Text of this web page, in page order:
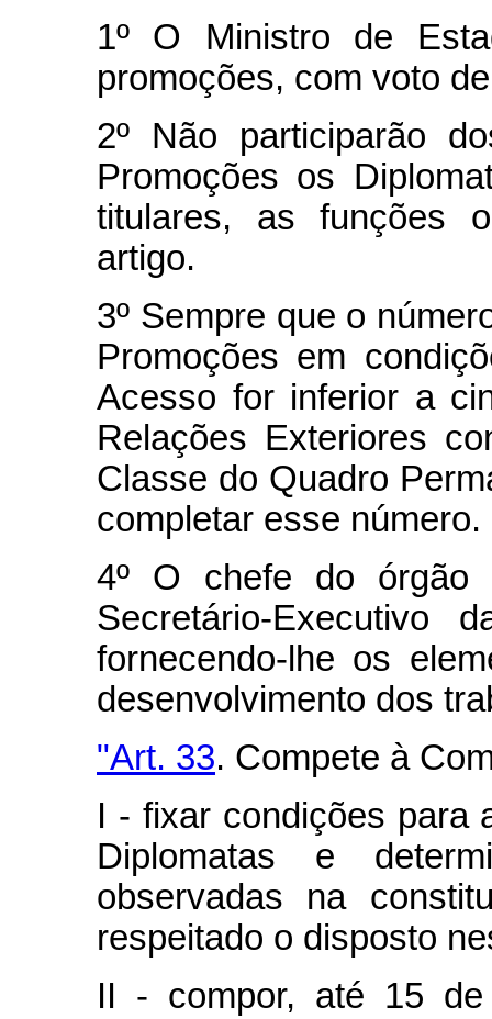
1º O Ministro de
promoções, com voto
2º Não participarão
Promoções os
titulares, as funções
artigo.
3º Sempre que o
Promoções em
Acesso for inferior a
Relações Exteriores
Classe do Quadro
completar esse número.
4º O chefe do órgão
Secretário-Executivo
fornecendo-lhe os
desenvolvimento dos
"Art. 33. Compete à
I - fixar condições para
Diplomatas e
observadas na
respeitado o disposto
II - compor, até 15